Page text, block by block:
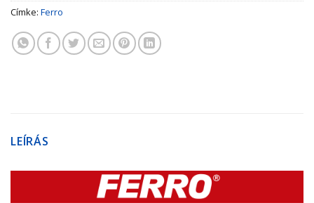
Címke: Ferro
LEÍRÁS